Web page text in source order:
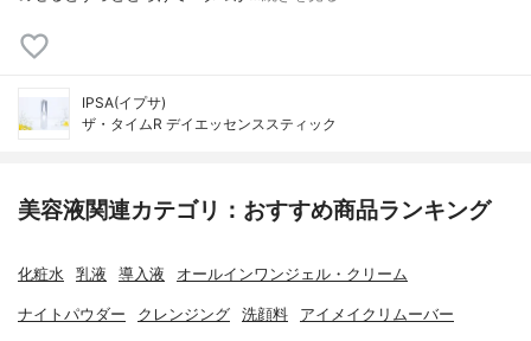
IPSA(イプサ)
ザ・タイムR デイエッセンススティック
美容液関連カテゴリ：おすすめ商品ランキング
化粧水 乳液 導入液 オールインワンジェル・クリーム
ナイトパウダー クレンジング 洗顔料 アイメイクリムーバー